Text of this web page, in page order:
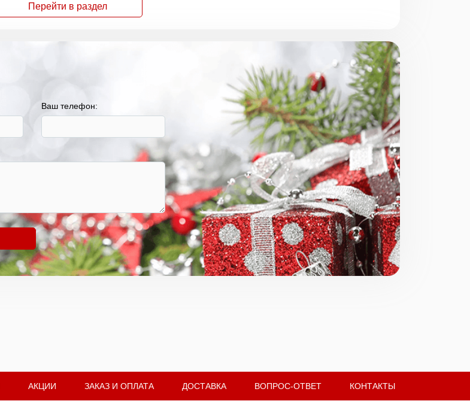
Перейти в раздел
Ваш телефон:
АКЦИИ ЗАКАЗ И ОПЛАТА ДОСТАВКА ВОПРОС-ОТВЕТ КОНТАКТЫ